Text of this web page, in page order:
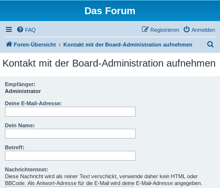
Das Forum
FAQ Anmelden
Registrieren
Foren-Übersicht Kontakt mit der Board-Administration aufnehmen
c
Kontakt mit der Board-Administration aufnehmen
Empfänger:
Administrator
Deine E-Mail-Adresse:
Dein Name:
Betreff:
Nachrichtentext:
Diese Nachricht wird als reiner Text verschickt, verwende daher kein HTML oder
BBCode. Als Antwort-Adresse für die E-Mail wird deine E-Mail-Adresse angegeben.